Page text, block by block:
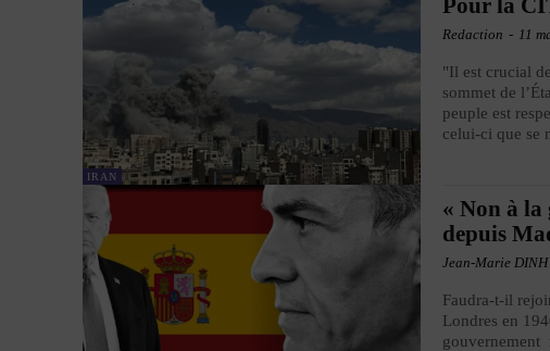
IRAN
Pour la
Redaction - 11
"Il est crucial
sommet de
peuple est
celui-ci que se
« Non à la
depuis
Jean-Marie DINH
Faudra-t-il
Londres en
gouvernement